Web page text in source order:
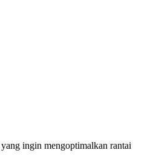
ingin mengoptimalkan rantai